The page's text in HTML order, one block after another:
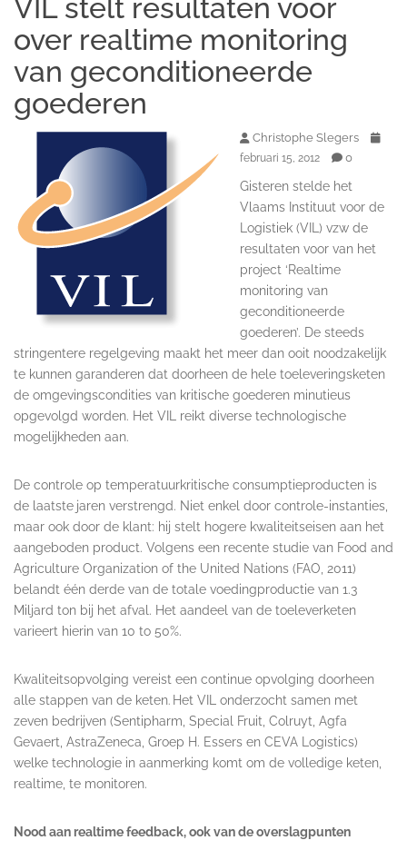
VIL stelt resultaten voor
over realtime monitoring
van geconditioneerde
goederen
Christophe Slegers
februari 15, 2012 0
Gisteren stelde het
Vlaams Instituut voor de
Logistiek (VIL) vzw de
resultaten voor van het
project ‘Realtime
monitoring van
geconditioneerde
goederen’. De steeds
stringentere regelgeving maakt het meer dan ooit noodzakelijk
te kunnen garanderen dat doorheen de hele toeleveringsketen
de omgevingscondities van kritische goederen minutieus
opgevolgd worden. Het VIL reikt diverse technologische
mogelijkheden aan.
De controle op temperatuurkritische consumptieproducten is
de laatste jaren verstrengd. Niet enkel door controle-instanties,
maar ook door de klant: hij stelt hogere kwaliteitseisen aan het
aangeboden product. Volgens een recente studie van Food and
Agriculture Organization of the United Nations (FAO, 2011)
belandt één derde van de totale voedingproductie van 1.3
Miljard ton bij het afval. Het aandeel van de toeleverketen
varieert hierin van 10 to 50%.
Kwaliteitsopvolging vereist een continue opvolging doorheen
alle stappen van de keten. Het VIL onderzocht samen met
zeven bedrijven (Sentipharm, Special Fruit, Colruyt, Agfa
Gevaert, AstraZeneca, Groep H. Essers en CEVA Logistics)
welke technologie in aanmerking komt om de volledige keten,
realtime, te monitoren.
Nood aan realtime feedback, ook van de overslagpunten